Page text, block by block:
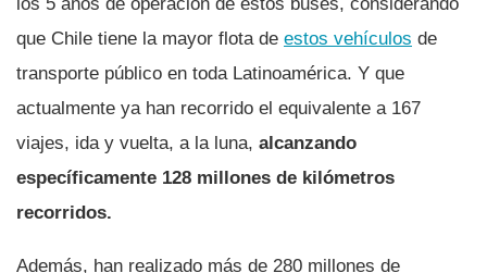
que Chile tiene la mayor flota de estos vehículos de
transporte público en toda Latinoamérica. Y que
actualmente ya han recorrido el equivalente a 167
viajes, ida y vuelta, a la luna, alcanzando
específicamente 128 millones de kilómetros
recorridos.
Además, han realizado más de 280 millones de